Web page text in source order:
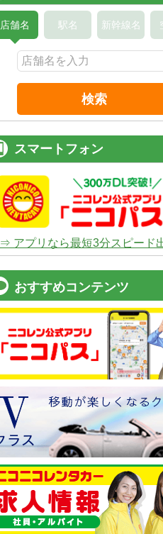
店舗名 駅名 新幹線名
検索
スマートフォン
⇒ アプリなら最短3分スピード
おすすめコンテンツ